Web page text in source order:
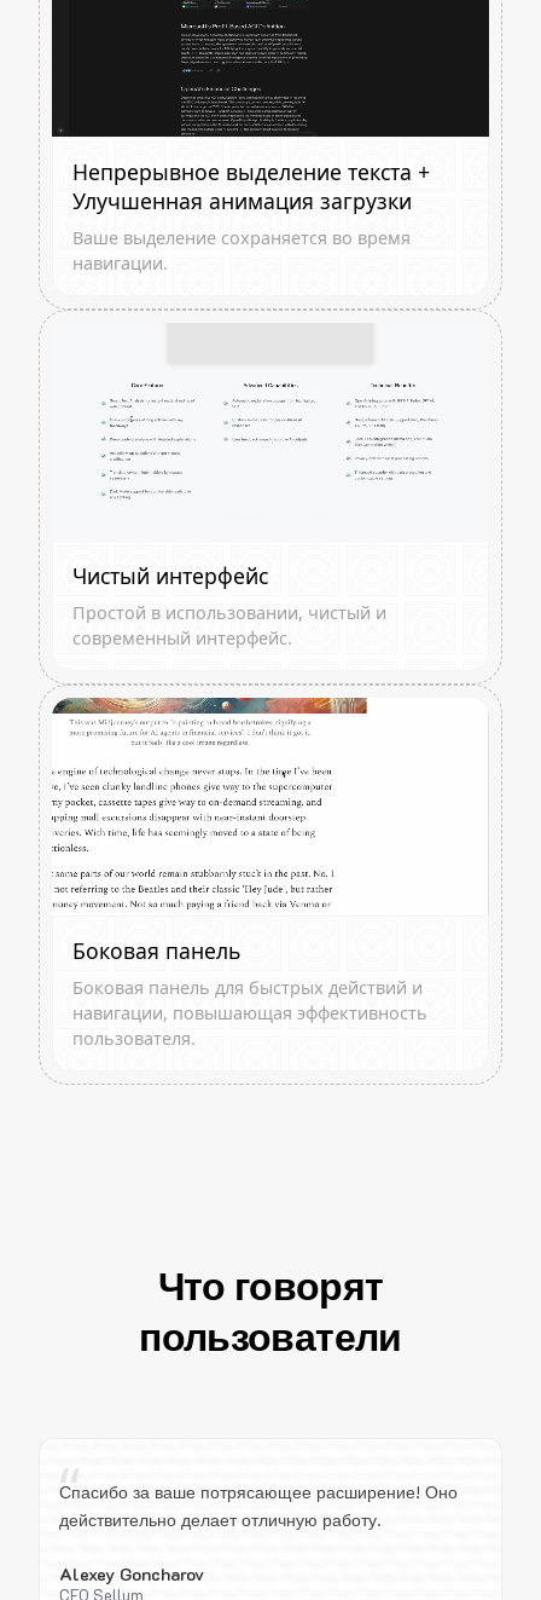
Непрерывное выделение текста +
Улучшенная анимация загрузки
Ваше выделение сохраняется во время
навигации.
Чистый интерфейс
Простой в использовании, чистый и
современный интерфейс.
Боковая панель
Боковая панель для быстрых действий и
навигации, повышающая эффективность
пользователя.
Что говорят
пользователи
“
Спасибо за ваше потрясающее расширение! Оно
действительно делает отличную работу.
Alexey Goncharov
CEO Sellum